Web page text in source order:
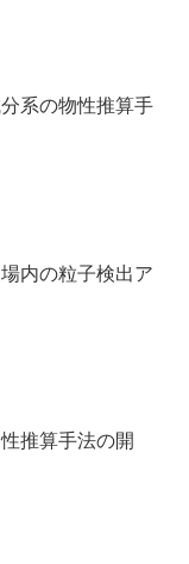
系の物性推算手
内の粒子検出ア
推算手法の開